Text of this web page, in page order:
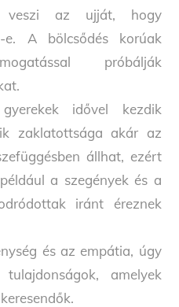
az ujját, hogy
e. A bölcsődés korúak
próbálják
idővel kezdik
zaklatottsága akár az
állhat, ezért
a szegények és a
iránt éreznek
és az empátia, úgy
amelyek